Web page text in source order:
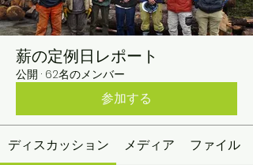
薪の定例日レポート
公開 · 62名のメンバー
参加する
ディスカッション メディア ファイル